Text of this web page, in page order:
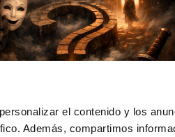
el contenido y los
Además, compartimos